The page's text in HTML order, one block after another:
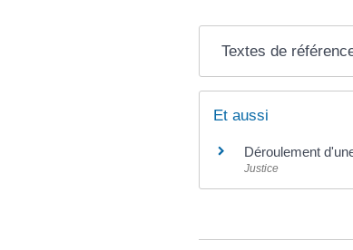
Textes de
Et aussi
Déroulement
Justice